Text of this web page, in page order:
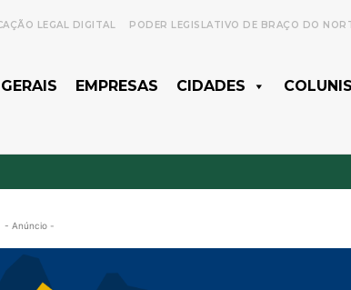
LEGAL DIGITAL PODER LEGISLATIVO DE BRAÇO DO
EMPRESAS CIDADES
- Anúncio -